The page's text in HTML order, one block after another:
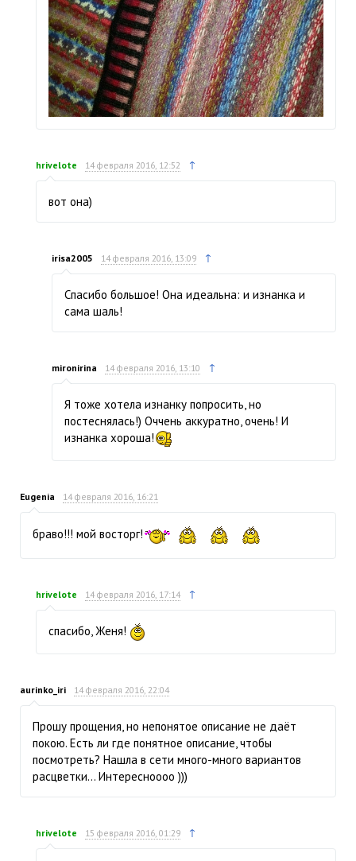
hrivelote 14 февраля 2016, 12:52 ↑
вот она)
irisa2005 14 февраля 2016, 13:09 ↑
Спасибо большое! Она идеальна: и изнанка и
сама шаль!
mironirina 14 февраля 2016, 13:10 ↑
Я тоже хотела изнанку попросить, но
постеснялась!) Оччень аккуратно, очень! И
изнанка хороша!
Eugenia 14 февраля 2016, 16:21
браво!!! мой восторг!
hrivelote 14 февраля 2016, 17:14 ↑
спасибо, Женя!
aurinko_iri 14 февраля 2016, 22:04
Прошу прощения, но непонятое описание не даёт
покою. Есть ли где понятное описание, чтобы
посмотреть? Нашла в сети много-много вариантов
расцветки… Интересноооо )))
hrivelote 15 февраля 2016, 01:29 ↑